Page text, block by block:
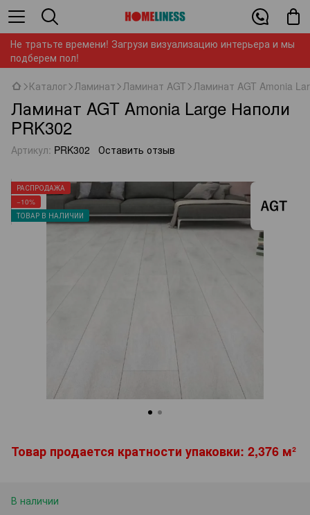
Не тратьте времени! Загрузи визуализацию интерьера и мы
подберем пол!
Каталог Ламинат Ламинат AGT Ламинат AGT Amonia
Ламинат AGT Amonia Large Наполи
PRK302
Артикул: PRK302 Оставить отзыв
РАСПРОДАЖА
−10%
ТОВАР В НАЛИЧИИ
Товар продается кратности упаковки: 2,376 м²
В наличии